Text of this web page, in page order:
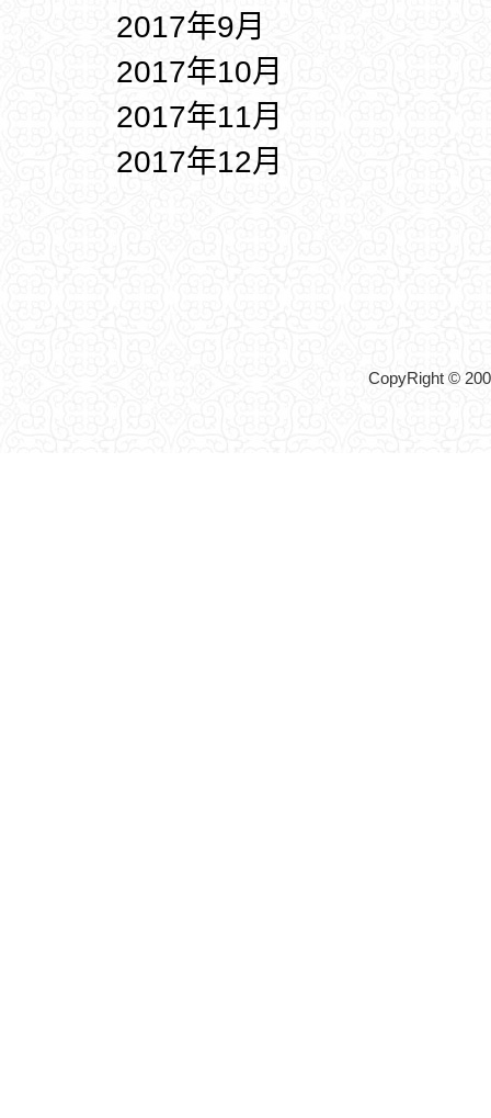
2017年9月
2017年10月
2017年11月
2017年12月
CopyRight ©